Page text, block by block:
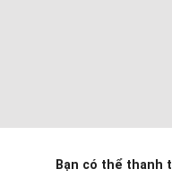
Bạn có thể thanh